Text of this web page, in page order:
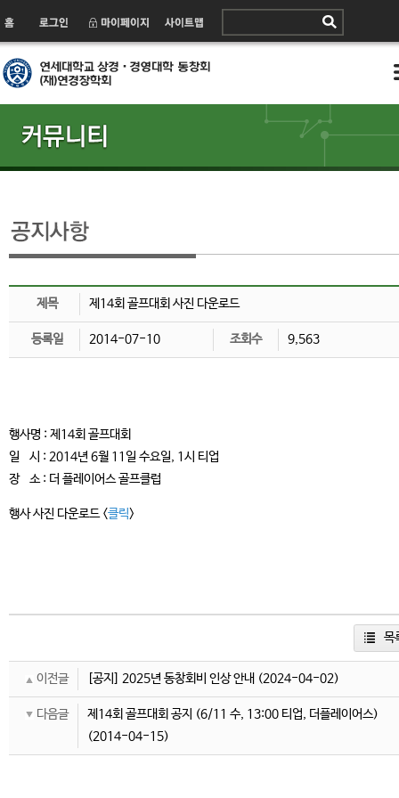
제목 제14회 골프대회 사진 다운로드
등록일 2014-07-10 조회수 9,563
행사명 : 제14회 골프대회
일 시 : 2014년 6월 11일 수요일, 1시 티업
장 소 : 더 플레이어스 골프클럽
행사 사진 다운로드 <클릭>
목
이전글 [공지] 2025년 동창회비 인상 안내 (2024-04-02)
다음글
제14회 골프대회 공지 (6/11 수, 13:00 티업, 더플레이어스)
(2014-04-15)